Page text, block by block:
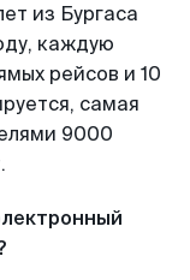
из Бургаса
каждую
рейсов и 10
самая
9000